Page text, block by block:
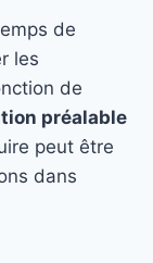
de
les
de
préalable
peut être
dans